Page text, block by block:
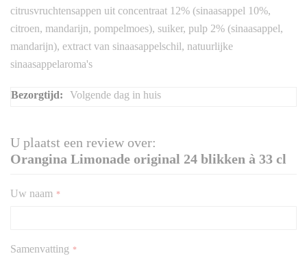
citrusvruchtensappen uit concentraat 12% (sinaasappel 10%,
citroen, mandarijn, pompelmoes), suiker, pulp 2% (sinaasappel,
mandarijn), extract van sinaasappelschil, natuurlijke
sinaasappelaroma's
Meer
Volgende dag in huis
U plaatst een review over:
Orangina Limonade original 24 blikken à 33 cl
Uw naam
Samenvatting